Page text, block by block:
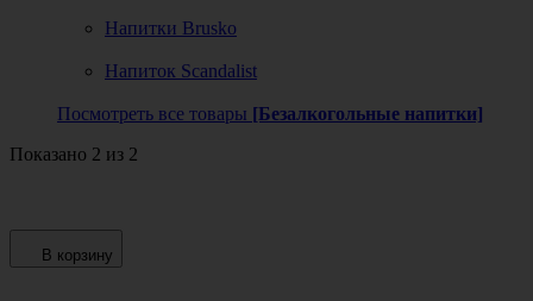
Напитки Brusko
Напиток Scandalist
Посмотреть все товары [Безалкогольные напитки]
Показано 2 из 2
В корзину